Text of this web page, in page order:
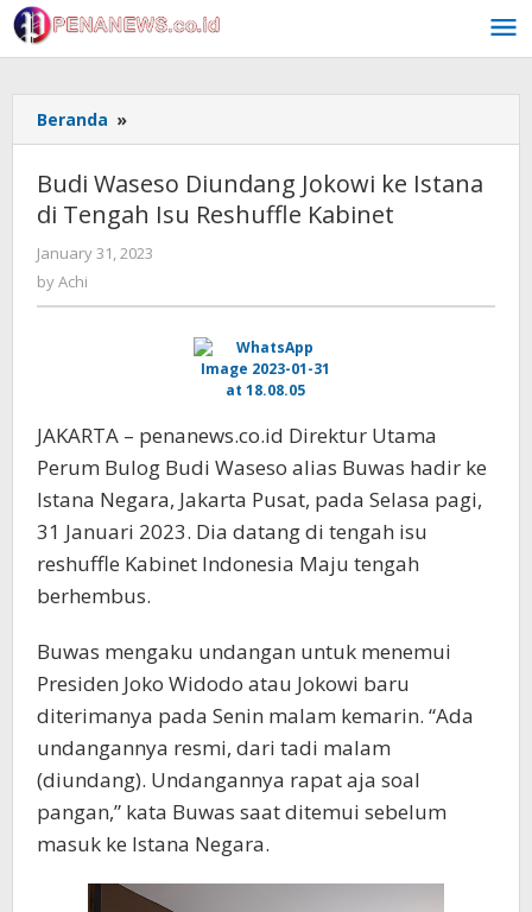
Skip
to
content
Beranda »
Waseso
Jokowi
ke
Istana
Reshuffle
Budi Waseso Diundang Jokowi ke Istana
di Tengah Isu Reshuffle Kabinet
January 31, 2023
byAchi
JAKARTA – penanews.co.id Direktur Utama
Perum Bulog Budi Waseso alias Buwas hadir ke
Istana Negara, Jakarta Pusat, pada Selasa pagi,
31 Januari 2023. Dia datang di tengah isu
reshuffle Kabinet Indonesia Maju tengah
berhembus.
Buwas mengaku undangan untuk menemui
Presiden Joko Widodo atau Jokowi baru
diterimanya pada Senin malam kemarin. “Ada
undangannya resmi, dari tadi malam
(diundang). Undangannya rapat aja soal
pangan,” kata Buwas saat ditemui sebelum
masuk ke Istana Negara.